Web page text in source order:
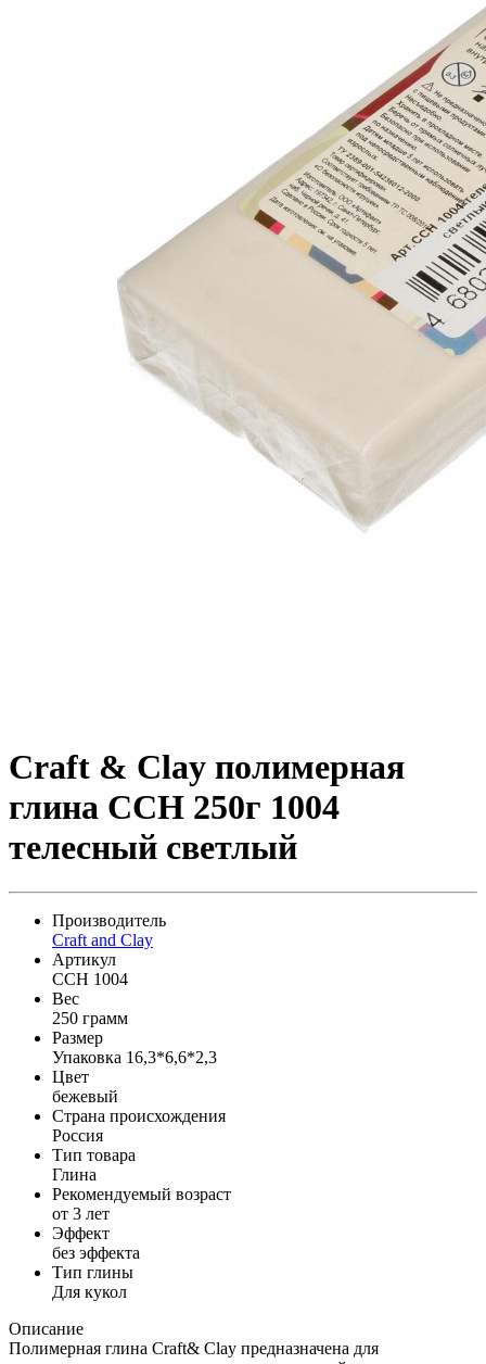
Craft & Clay полимерная
глина CCH 250г 1004
телесный светлый
Производитель
Craft and Clay
Артикул
CCH 1004
Вес
250 грамм
Размер
Упаковка 16,3*6,6*2,3
Цвет
бежевый
Страна происхождения
Россия
Тип товара
Глина
Рекомендуемый возраст
от 3 лет
Эффект
без эффекта
Тип глины
Для кукол
Описание
Полимерная глина Craft& Clay предназначена для